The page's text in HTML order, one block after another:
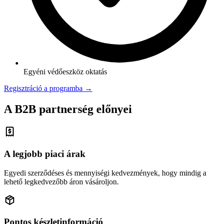
Egyéni védőeszköz oktatás
Regisztráció a programba →
A B2B partnerség előnyei
A legjobb piaci árak
Egyedi szerződéses és mennyiségi kedvezmények, hogy mindig a
lehető legkedvezőbb áron vásároljon.